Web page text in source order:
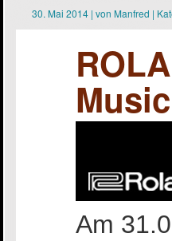
30. Mai 2014 | von Manfred |
Am